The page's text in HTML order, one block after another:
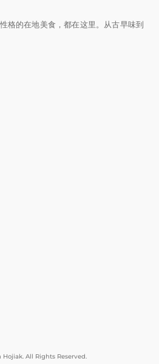
格的在地美食，都在这里。从古早味到
All Rights Reserved.